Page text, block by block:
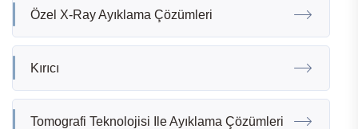
Özel X-Ray Ayıklama Çözümleri
Kırıcı
Tomografi Teknolojisi Ile Ayıklama Çözümleri